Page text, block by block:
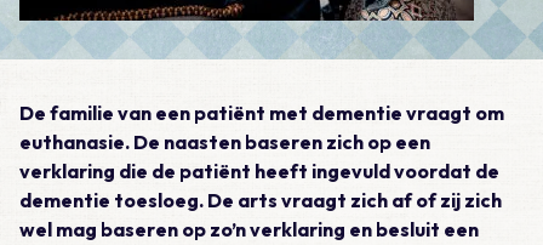
De familie van een patiënt met dementie vraagt om
euthanasie. De naasten baseren zich op een
verklaring die de patiënt heeft ingevuld voordat de
dementie toesloeg. De arts vraagt zich af of zij zich
wel mag baseren op zo’n verklaring en besluit een